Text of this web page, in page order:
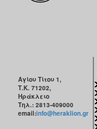
Αγίου Τίτου 1,
Τ.Κ. 71202,
Ηράκλειο
Τηλ.: 2813-409000
email:info@heraklion.gr